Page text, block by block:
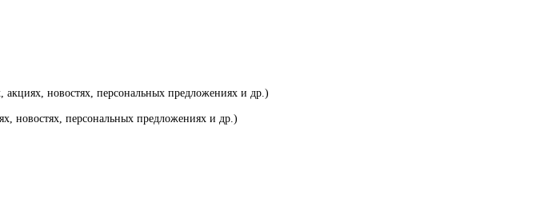
новостях, персональных предложениях и др.)
новостях, персональных предложениях и др.)